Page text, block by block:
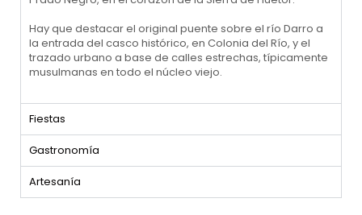
Hay que destacar el original puente sobre el río Darro a
la entrada del casco histórico, en Colonia del Río, y el
trazado urbano a base de calles estrechas, típicamente
musulmanas en todo el núcleo viejo.
Fiestas
Gastronomía
Artesanía